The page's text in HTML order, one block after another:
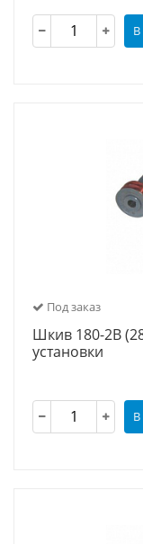
Под заказ
Шкив 180-2В
установки